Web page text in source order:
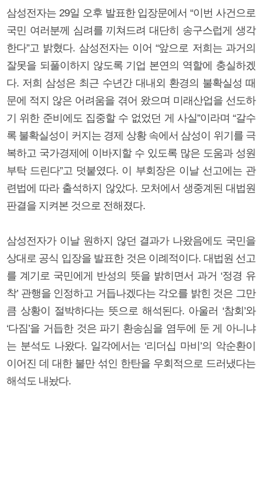
삼성전자는 29일 오후 발표한 입장문에서 “이번 사건으로
국민 여러분께 심려를 끼쳐드려 대단히 송구스럽게 생각
한다”고 밝혔다. 삼성전자는 이어 “앞으로 저희는 과거의
잘못을 되풀이하지 않도록 기업 본연의 역할에 충실하겠
다. 저희 삼성은 최근 수년간 대내외 환경의 불확실성 때
문에 적지 않은 어려움을 겪어 왔으며 미래산업을 선도하
기 위한 준비에도 집중할 수 없었던 게 사실”이라며 “갈수
록 불확실성이 커지는 경제 상황 속에서 삼성이 위기를 극
복하고 국가경제에 이바지할 수 있도록 많은 도움과 성원
부탁 드린다”고 덧붙였다. 이 부회장은 이날 선고에는 관
련법에 따라 출석하지 않았다. 모처에서 생중계된 대법원
판결을 지켜본 것으로 전해졌다.
삼성전자가 이날 원하지 않던 결과가 나왔음에도 국민을
상대로 공식 입장을 발표한 것은 이례적이다. 대법원 선고
를 계기로 국민에게 반성의 뜻을 밝히면서 과거 ‘정경 유
착’ 관행을 인정하고 거듭나겠다는 각오를 밝힌 것은 그만
큼 상황이 절박하다는 뜻으로 해석된다. 아울러 ‘참회’와
‘다짐’을 거듭한 것은 파기 환송심을 염두에 둔 게 아니냐
는 분석도 나왔다. 일각에서는 ‘리더십 마비’의 악순환이
이어진 데 대한 불만 섞인 한탄을 우회적으로 드러냈다는
해석도 내놨다.